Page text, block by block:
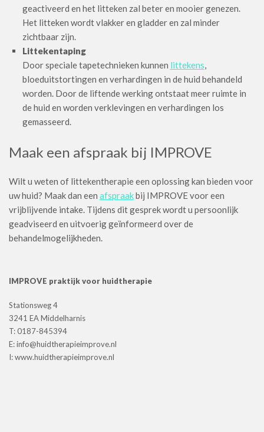
geactiveerd en het litteken zal beter en mooier genezen.
Het litteken wordt vlakker en gladder en zal minder
zichtbaar zijn.
Littekentaping
Door speciale tapetechnieken kunnen littekens
bloeduitstortingen en verhardingen in de huid behandeld
worden. Door de liftende werking ontstaat meer ruimte in
de huid en worden verklevingen en verhardingen los
gemasseerd.
Maak een afspraak bij IMPROVE
Wilt u weten of littekentherapie een oplossing kan bieden voor
uw huid? Maak dan een afspraakbij IMPROVE voor een
vrijblijvende intake. Tijdens dit gesprek wordt u persoonlijk
geadviseerd en uitvoerig geïnformeerd over de
behandelmogelijkheden.
IMPROVE praktijk voor huidtherapie
Stationsweg 4
3241 EA Middelharnis
T: 0187-845394
E: info@huidtherapieimprove.nl
I: www.huidtherapieimprove.nl